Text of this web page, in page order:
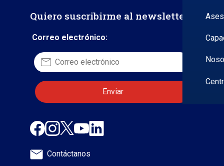
Quiero suscribirme al newsletter
Correo electrónico:
Contáctanos